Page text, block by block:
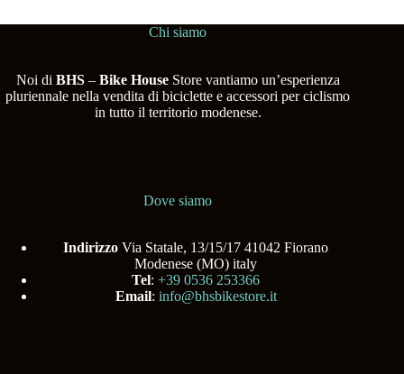
Chi siamo
Noi di BHS– Bike HouseStore vantiamo un’esperienza
pluriennale nella vendita di biciclette e accessori per ciclismo
in tutto il territorio modenese.
Dove siamo
Indirizzo Via Statale, 13/15/17 41042 Fiorano
Modenese (MO) italy
Tel:+39 0536 253366
Email: info@bhsbikestore.it